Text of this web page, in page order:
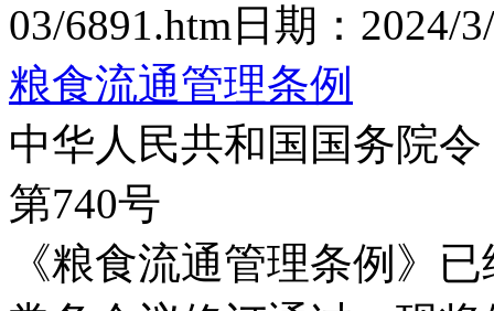
03/6891.htm 日期： 2024/
粮食流通管理条例
中华人民共和国国务院令
第740号
《粮食流通管理条例》